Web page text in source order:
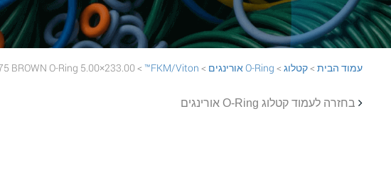
עמוד הבית >קטלוג > O-Ring אורינגים >
FKM/Viton™
> 233.00×5.00 FKM/Viton™ 75 BROWN O-Ring
בחזרה לעמוד קטלוג O-Ring אורינגים